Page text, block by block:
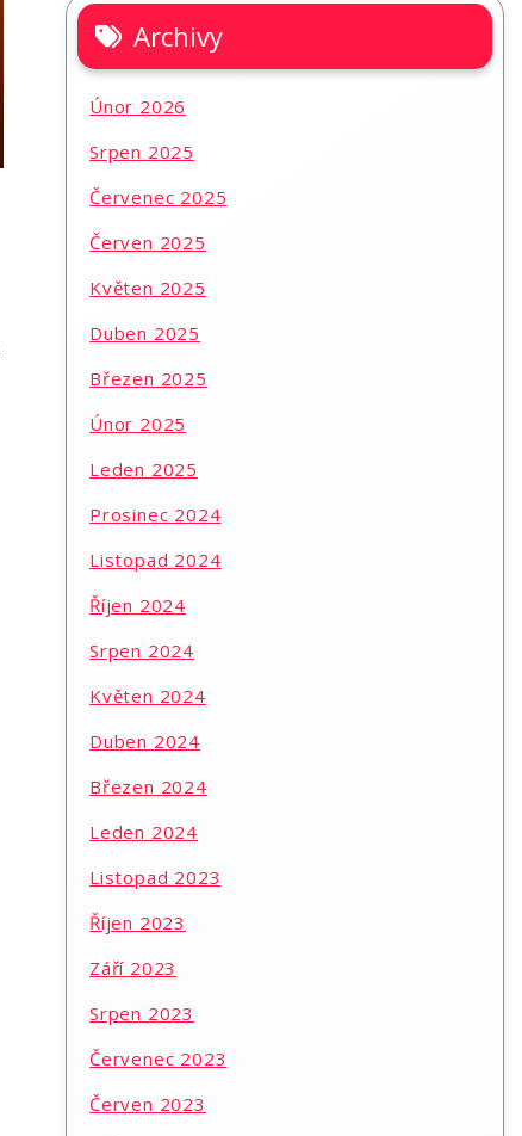
Archivy
Únor 2026
Srpen 2025
Červenec 2025
Červen 2025
Květen 2025
Duben 2025
Březen 2025
Únor 2025
Leden 2025
Prosinec 2024
Listopad 2024
Říjen 2024
Srpen 2024
Květen 2024
Duben 2024
Březen 2024
Leden 2024
Listopad 2023
Říjen 2023
Září 2023
Srpen 2023
Červenec 2023
Červen 2023